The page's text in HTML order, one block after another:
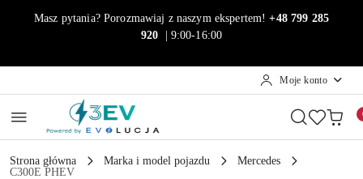
Przejdź do treści głównej
Przejdź do wyszukiwarki
Przejdź do moje konto
Przejdź do menu głównego
Przejdź do stopki
Masz pytania? Porozmawiaj z naszym ekspertem!+48 799 285
920
| 9:00-16:00
Moje konto
Strona główna Marka i model pojazdu
Mercedes
C300E PHEV